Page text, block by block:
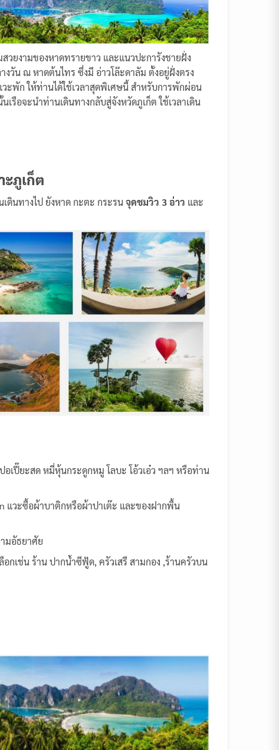
ยงามของหาดทรายขาว และแนวปะการังชายฝั่ง
วัน ณ หาดต้นไทร ซึ่งมี อ่าวโล๊ะดาลัม ตั้งอยู่ฝั่งตรง
ะพัก ให้ท่านได้ใช้เวลาสุดพิเศษนี้ สำหรับการพักผ่อน
รือจะนำท่านเดินทางกลับสู่จังหวัดภูเก็ต ใช้เวลาเดิน
ภูเก็ต
ดินทางไป ยังหาด กะตะ กระรนจุดชมวิว 3 อ่าว และ
เปี๊ยะสด หมี่หุ้นกระดูกหมู โลบะ โอ้วเอ๋ว ฯลฯ หรือท่าน
แวะซื้อผ้าบาติกหรือผ้าปาเต๊ะ และของฝากพื้น
มอัธยาศัย
กเช่น ร้าน ปากน้ำซีฟู้ด, ครัวเสรี สามกอง ,ร้านครัวบน